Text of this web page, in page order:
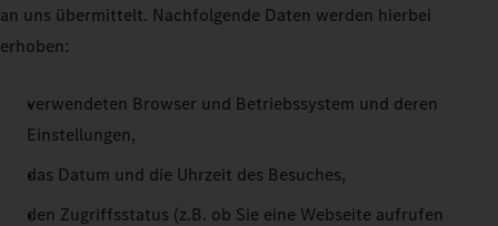
an uns übermittelt. Nachfolgende Daten werden hierbei
erhoben:
verwendeten Browser und Betriebssystem und deren
Einstellungen,
das Datum und die Uhrzeit des Besuches,
den Zugriffsstatus (z.B. ob Sie eine Webseite aufrufen